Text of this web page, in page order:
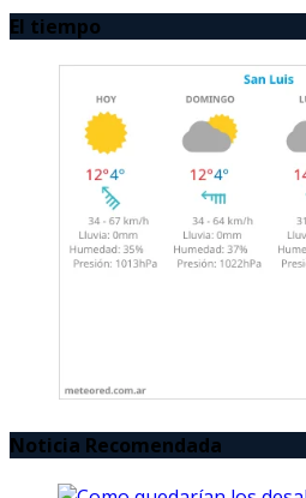
El tiempo
Noticia Recomendada